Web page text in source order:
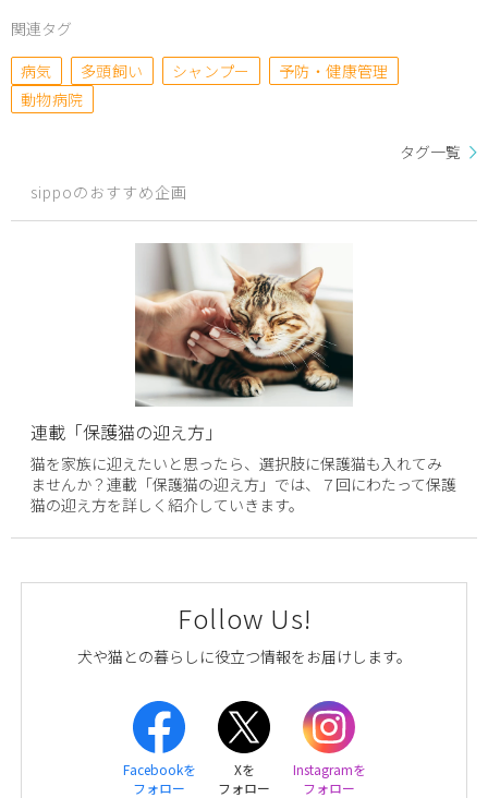
関連タグ
病気
多頭飼い シャンプー
予防・健康管理
動物病院
タグ一覧
sippoのおすすめ企画
連載「保護猫の迎え方」
猫を家族に迎えたいと思ったら、選択肢に保護猫も入れてみ
ませんか？連載「保護猫の迎え方」では、７回にわたって保護
猫の迎え方を詳しく紹介していきます。
Follow Us!
犬や猫との暮らしに役立つ情報をお届けします。
Facebookを
フォロー
Xを
フォロー
Instagramを
フォロー